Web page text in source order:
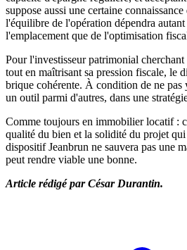
suppose aussi une certaine
l'équilibre de l'opération dépendra
l'emplacement que de l'optimisation
Pour l'investisseur patrimonial
tout en maîtrisant sa pression fiscale, le
brique cohérente. À condition de ne
un outil parmi d'autres, dans une
Comme toujours en immobilier locatif :
qualité du bien et la solidité du projet
dispositif Jeanbrun ne sauvera pas une
peut rendre viable une bonne.
Article rédigé par César Durantin.